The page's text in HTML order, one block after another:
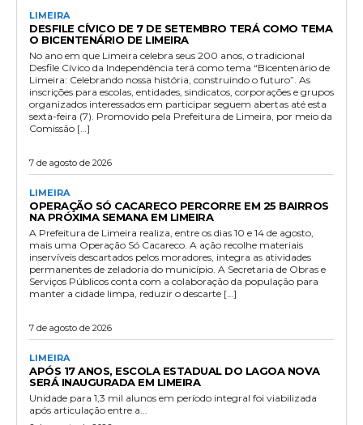
LIMEIRA
DESFILE CÍVICO DE 7 DE SETEMBRO TERÁ COMO TEMA
O BICENTENÁRIO DE LIMEIRA
No ano em que Limeira celebra seus 200 anos, o tradicional
Desfile Cívico da Independência terá como tema “Bicentenário de
Limeira: Celebrando nossa história, construindo o futuro”. As
inscrições para escolas, entidades, sindicatos, corporações e grupos
organizados interessados em participar seguem abertas até esta
sexta-feira (7). Promovido pela Prefeitura de Limeira, por meio da
Comissão […]
7 de agosto de 2026
LIMEIRA
OPERAÇÃO SÓ CACARECO PERCORRE EM 25 BAIRROS
NA PRÓXIMA SEMANA EM LIMEIRA
A Prefeitura de Limeira realiza, entre os dias 10 e 14 de agosto,
mais uma Operação Só Cacareco. A ação recolhe materiais
inservíveis descartados pelos moradores, integra as atividades
permanentes de zeladoria do município. A Secretaria de Obras e
Serviços Públicos conta com a colaboração da população para
manter a cidade limpa, reduzir o descarte […]
7 de agosto de 2026
LIMEIRA
APÓS 17 ANOS, ESCOLA ESTADUAL DO LAGOA NOVA
SERÁ INAUGURADA EM LIMEIRA
Unidade para 1,3 mil alunos em período integral foi viabilizada
após articulação entre a...